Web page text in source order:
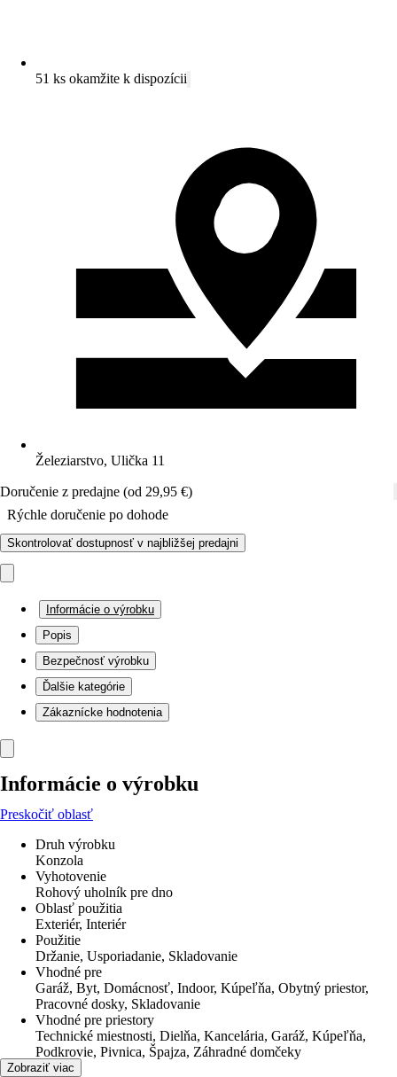
51 ks okamžite k dispozícii
Železiarstvo, Ulička 11
Doručenie z predajne (od 29,95 €)
Rýchle doručenie po dohode
Skontrolovať dostupnosť v najbližšej predajni
Informácie o výrobku
Popis
Bezpečnosť výrobku
Ďalšie kategórie
Zákaznícke hodnotenia
Informácie o výrobku
Preskočiť oblasť
Druh výrobku
Konzola
Vyhotovenie
Rohový uholník pre dno
Oblasť použitia
Exteriér, Interiér
Použitie
Držanie, Usporiadanie, Skladovanie
Vhodné pre
Garáž, Byt, Domácnosť, Indoor, Kúpeľňa, Obytný priestor,
Pracovné dosky, Skladovanie
Vhodné pre priestory
Technické miestnosti, Dielňa, Kancelária, Garáž, Kúpeľňa,
Podkrovie, Pivnica, Špajza, Záhradné domčeky
Materiál
Zobraziť viac